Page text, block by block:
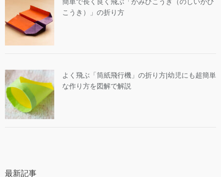
こうき）」の折り方
よく飛ぶ「筒紙飛行機」の折り方|幼児にも超簡単
な作り方を図解で解説
最新記事